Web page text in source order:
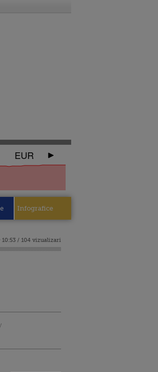
EUR
Infografice
10:53 / 104 vizualizari